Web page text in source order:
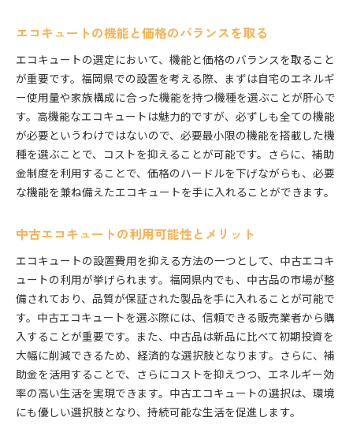
長期的なコスト削減を視野に入れた設置計画
エコキュートの寿命を延ばすためのメンテナンス
効率的な使用方法でランニングコストを抑える
地域特性を活かした効果的な使用方法
エコキュートの導入費用を福岡県の補助金で抑える具
体的な方法
福岡県の補助金利用の流れと事例
エコキュートの選定基準と補助金の関係
補助金適用後の費用対効果の検証
補助金を利用したエコキュート設置の実践的手法
福岡県でエコキュートを設置する際の費用軽減のポイ
ント
設置現場での効果的な費用削減策
製品保証と補助金の活用によるリスク軽減
エコキュートの性能と設置コストの比較
設置後のランニングコスト分析と削減策
エコキュートの機能と価格のバランスを取る
エコキュートの選定において、機能と価格のバランスを取ること
が重要です。福岡県での設置を考える際、まずは自宅のエネルギ
ー使用量や家族構成に合った機能を持つ機種を選ぶことが肝心で
す。高機能なエコキュートは魅力的ですが、必ずしも全ての機能
が必要というわけではないので、必要最小限の機能を搭載した機
種を選ぶことで、コストを抑えることが可能です。さらに、補助
金制度を利用することで、価格のハードルを下げながらも、必要
な機能を兼ね備えたエコキュートを手に入れることができます。
中古エコキュートの利用可能性とメリット
エコキュートの設置費用を抑える方法の一つとして、中古エコキ
ュートの利用が挙げられます。福岡県内でも、中古品の市場が整
備されており、品質が保証された製品を手に入れることが可能で
す。中古エコキュートを選ぶ際には、信頼できる販売業者から購
入することが重要です。また、中古品は新品に比べて初期投資を
大幅に削減できるため、経済的な選択肢となります。さらに、補
助金を活用することで、さらにコストを抑えつつ、エネルギー効
率の高い生活を実現できます。中古エコキュートの選択は、環境
にも優しい選択肢となり、持続可能な生活を促進します。